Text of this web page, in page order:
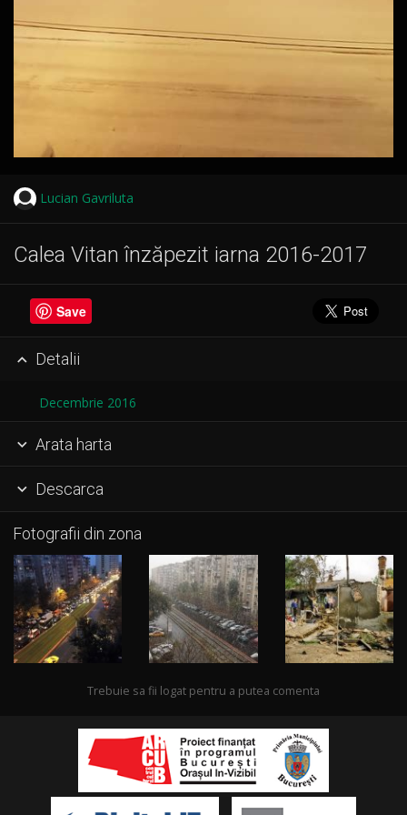
Lucian Gavriluta
Calea Vitan înzăpezit iarna 2016-2017
Save
 Detalii
Decembrie 2016
 Arata harta
 Descarca
Fotografii din zona
Trebuie sa fii logat pentru a putea comenta